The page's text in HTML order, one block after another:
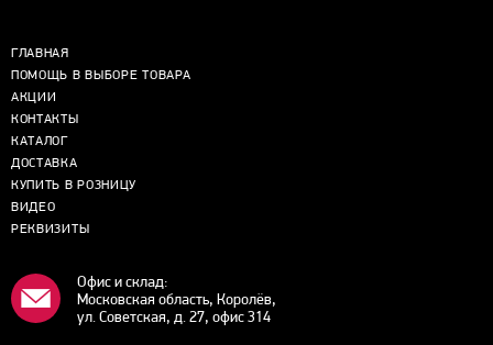
ГЛАВНАЯ
ПОМОЩЬ В ВЫБОРЕ ТОВАРА
АКЦИИ
КОНТАКТЫ
КАТАЛОГ
ДОСТАВКА
КУПИТЬ В РОЗНИЦУ
ВИДЕО
РЕКВИЗИТЫ
Офис и склад:
Московская область, Королёв,
ул. Советская, д. 27, офис 314